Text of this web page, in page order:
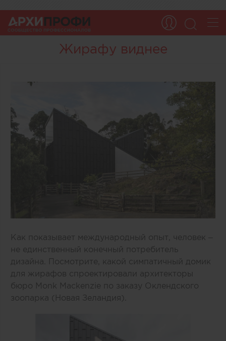
Жирафу виднее
Как показывает международный опыт, человек –
не единственный конечный потребитель
дизайна. Посмотрите, какой симпатичный домик
для жирафов спроектировали архитекторы
бюро Monk Mackenzie по заказу Оклендского
зоопарка (Новая Зеландия).